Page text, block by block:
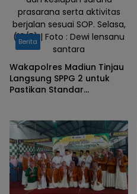
prasarana serta aktivitas
berjalan sesuai SOP. Selasa,
(19/5) | Foto : Dewi lensanu
santara
Berita
Wakapolres Madiun Tinjau
Langsung SPPG 2 untuk
Pastikan Standar